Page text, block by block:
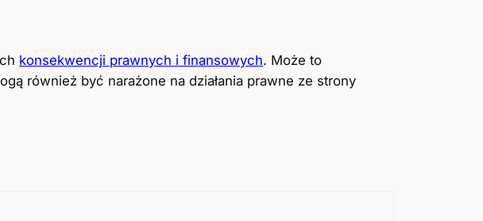
konsekwencji prawnych i finansowych. Może to
również być narażone na działania prawne ze strony